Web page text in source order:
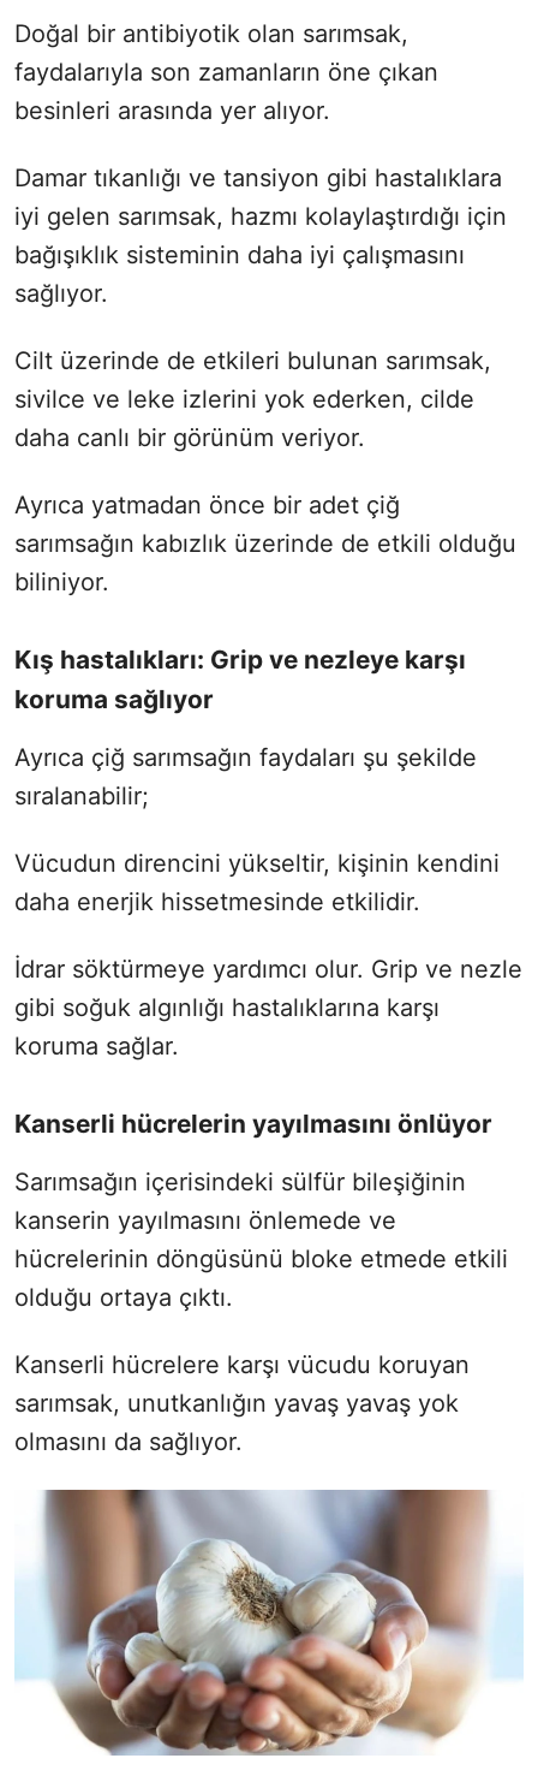
Doğal bir antibiyotik olan sarımsak,
faydalarıyla son zamanların öne çıkan
besinleri arasında yer alıyor.
Damar tıkanlığı ve tansiyon gibi hastalıklara
iyi gelen sarımsak, hazmı kolaylaştırdığı için
bağışıklık sisteminin daha iyi çalışmasını
sağlıyor.
Cilt üzerinde de etkileri bulunan sarımsak,
sivilce ve leke izlerini yok ederken, cilde
daha canlı bir görünüm veriyor.
Ayrıca yatmadan önce bir adet çiğ
sarımsağın kabızlık üzerinde de etkili olduğu
biliniyor.
Kış hastalıkları: Grip ve nezleye karşı
koruma sağlıyor
Ayrıca çiğ sarımsağın faydaları şu şekilde
sıralanabilir;
Vücudun direncini yükseltir, kişinin kendini
daha enerjik hissetmesinde etkilidir.
İdrar söktürmeye yardımcı olur. Grip ve nezle
gibi soğuk algınlığı hastalıklarına karşı
koruma sağlar.
Kanserli hücrelerin yayılmasını önlüyor
Sarımsağın içerisindeki sülfür bileşiğinin
kanserin yayılmasını önlemede ve
hücrelerinin döngüsünü bloke etmede etkili
olduğu ortaya çıktı.
Kanserli hücrelere karşı vücudu koruyan
sarımsak, unutkanlığın yavaş yavaş yok
olmasını da sağlıyor.